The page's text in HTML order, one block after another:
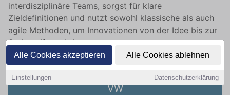
Alle Cookies akzeptieren Alle Cookies ablehnen
Einstellungen Datenschutzerklärung
interdisziplinäre Teams, sorgst für klare
Zieldefinitionen und nutzt sowohl klassische als auch
agile Methoden, um Innovationen von der Idee bis zur
Serienreife zu bringen.
Projektmanagement-Angebote bei
VW